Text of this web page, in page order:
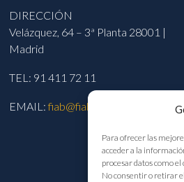
Para ofrecer las
acceder a la
procesar datos como
No consentir o retirar
DIRECCIÓN
Velázquez, 64 – 3ª Planta 28001 |
Madrid
TEL: 91 411 72 11
EMAIL:fiab@fiab.es